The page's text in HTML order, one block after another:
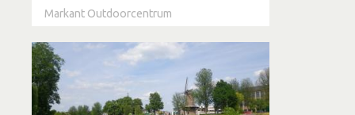
Markant Outdoorcentrum